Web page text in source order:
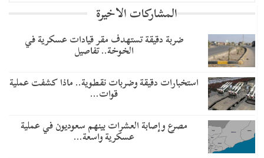
المشاركات الاخيرة
ضربة دقيقة تستهدف مقر قيادات عسكرية في
الخوخة.. تفاصيل
استخبارات دقيقة وضربات نقطوية.. ماذا كشفت عملية
قوات…
مصرع وإصابة العشرات بينهم سعوديون في عملية
عسكرية واسعة…